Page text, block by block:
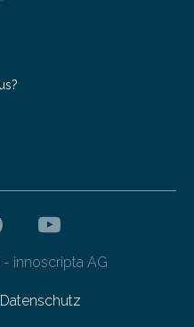
Zahlreiche Gäste…
innoscripta AG
Datenschutz